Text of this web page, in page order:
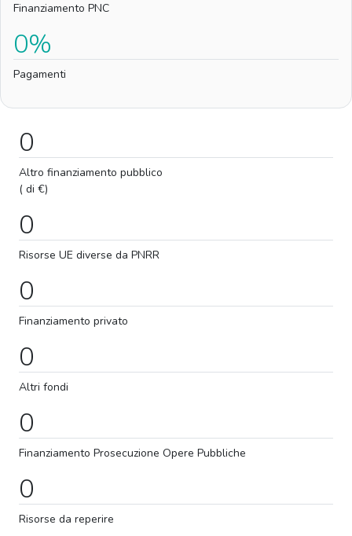
Finanziamento PNC
0%
Pagamenti
0
Altro finanziamento pubblico
( di €)
0
Risorse UE diverse da PNRR
0
Finanziamento privato
0
Altri fondi
0
Finanziamento Prosecuzione Opere Pubbliche
0
Risorse da reperire